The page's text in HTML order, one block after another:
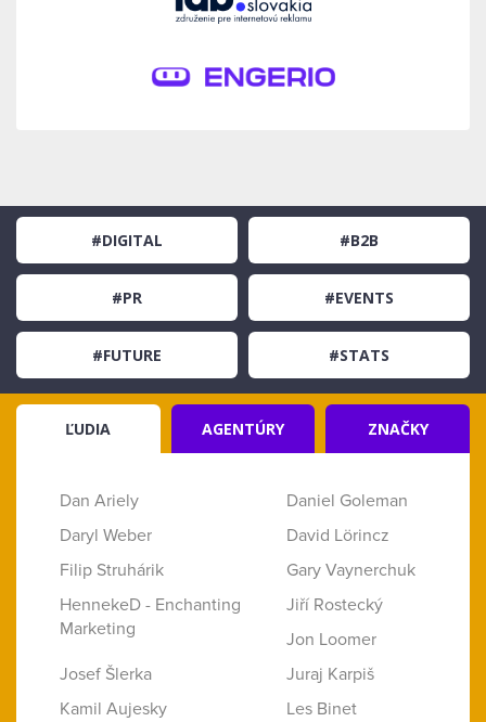
#DIGITAL #B2B
#PR #EVENTS
#FUTURE #STATS
ĽUDIA AGENTÚRY ZNAČKY
Dan Ariely
Daniel Goleman
Daryl Weber
David Lörincz
Filip Struhárik
Gary Vaynerchuk
HennekeD - Enchanting
Marketing
Jiří Rostecký
Jon Loomer
Josef Šlerka
Juraj Karpiš
Kamil Aujesky
Les Binet